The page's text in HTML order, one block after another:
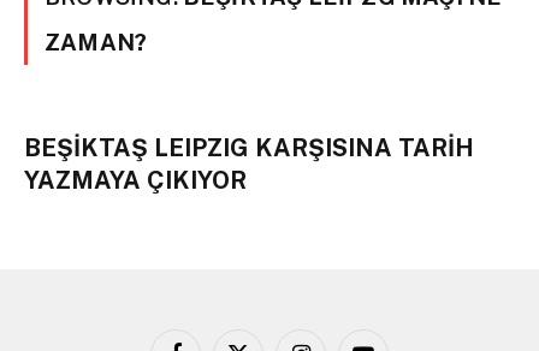
ZAMAN?
BEŞİKTAŞ LEIPZIG KARŞISINA TARİH
YAZMAYA ÇIKIYOR